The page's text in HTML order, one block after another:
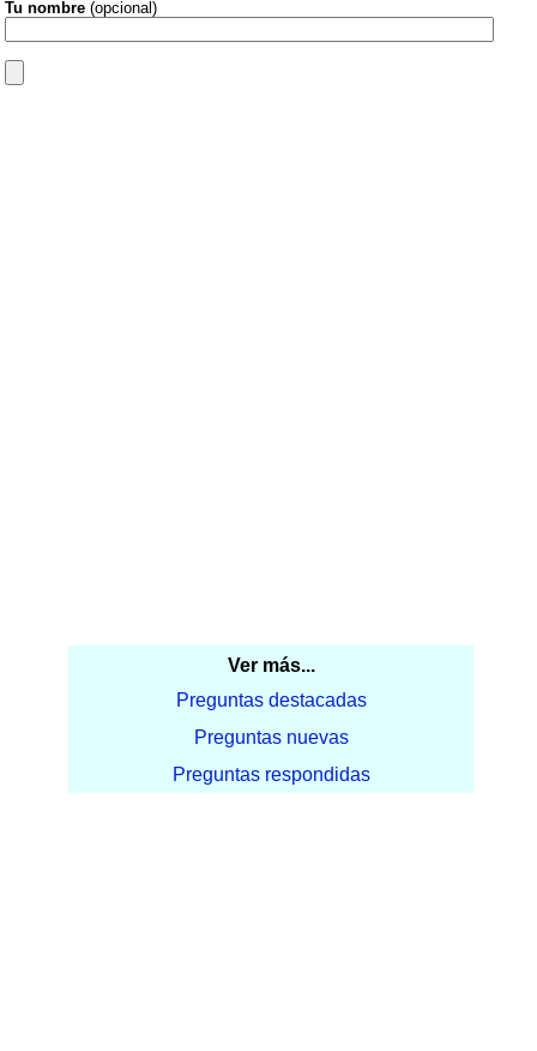
Tu nombre (opcional)
Ver más...
Preguntas destacadas
Preguntas nuevas
Preguntas respondidas